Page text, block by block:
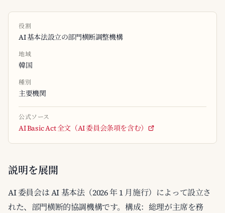
役割
AI 基本法設立の部門横断調整機構
地域
韓国
種別
主要機関
公式ソース
AI Basic Act 全文（AI 委員会条項を含む）
説明を展開
AI 委員会は AI 基本法（2026 年 1 月施行）によって設立さ
れた、部門横断的協調機構です。構成：総理が主席を務